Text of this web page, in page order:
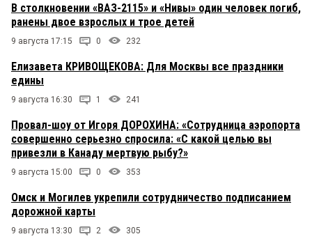
В столкновении «ВАЗ-2115» и «Нивы» один человек погиб,
ранены двое взрослых и трое детей
9 августа 17:15 0 232
Елизавета КРИВОЩЕКОВА: Для Москвы все праздники
едины
9 августа 16:30 1 241
Провал-шоу от Игоря ДОРОХИНА: «Сотрудница аэропорта
совершенно серьезно спросила: «С какой целью вы
привезли в Канаду мертвую рыбу?»
9 августа 15:00 0 353
Омск и Могилев укрепили сотрудничество подписанием
дорожной карты
9 августа 13:30 2 305